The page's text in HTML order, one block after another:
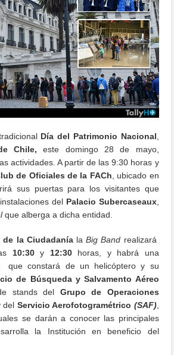
Día del Patrimonio Nacional
Chile, este domingo 28 de mayo,
actividades. A partir de las 9:30 horas y
de Oficiales de la FACh , ubicado en
sus puertas para los visitantes que
del Palacio Subercaseaux,
que alberga a dicha entidad.
de la Ciudadaníala Big Band realizará
10:30y 12:30horas, y habrá una
que constará de un helicóptero y su
de Búsqueda y Salvamento Aéreo
stands del Grupo de Operaciones
del Servicio Aerofotogramétrico (SAF),
se darán a conocer las principales
la Institución en beneficio del